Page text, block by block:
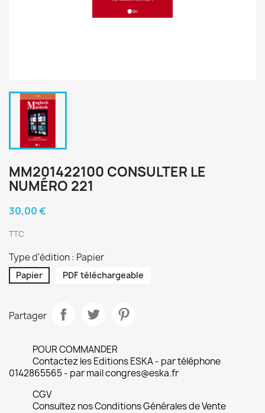
MM201422100 CONSULTER LE
NUMÉRO 221
30,00 €
TTC
Type d'édition : Papier
Papier PDF téléchargeable
Partager
POUR COMMANDER
Contactez les Editions ESKA - par téléphone
0142865565 - par mail congres@eska.fr
CGV
Consultez nos Conditions Générales de Vente